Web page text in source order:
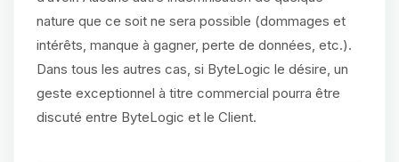
nature que ce soit ne sera possible (dommages et
intérêts, manque à gagner, perte de données, etc.).
Dans tous les autres cas, si ByteLogic le désire, un
geste exceptionnel à titre commercial pourra être
discuté entre ByteLogic et le Client.